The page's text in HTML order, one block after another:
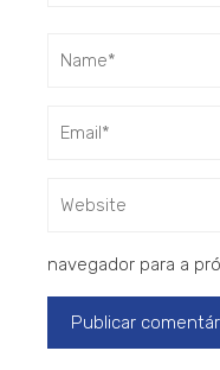
navegador para a